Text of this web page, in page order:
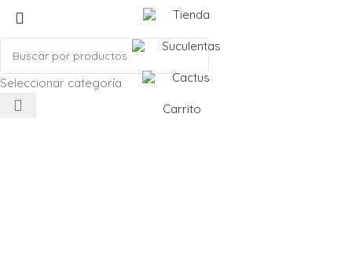
Seleccionar categoría
Tienda
Suculentas
Cactus
Carrito